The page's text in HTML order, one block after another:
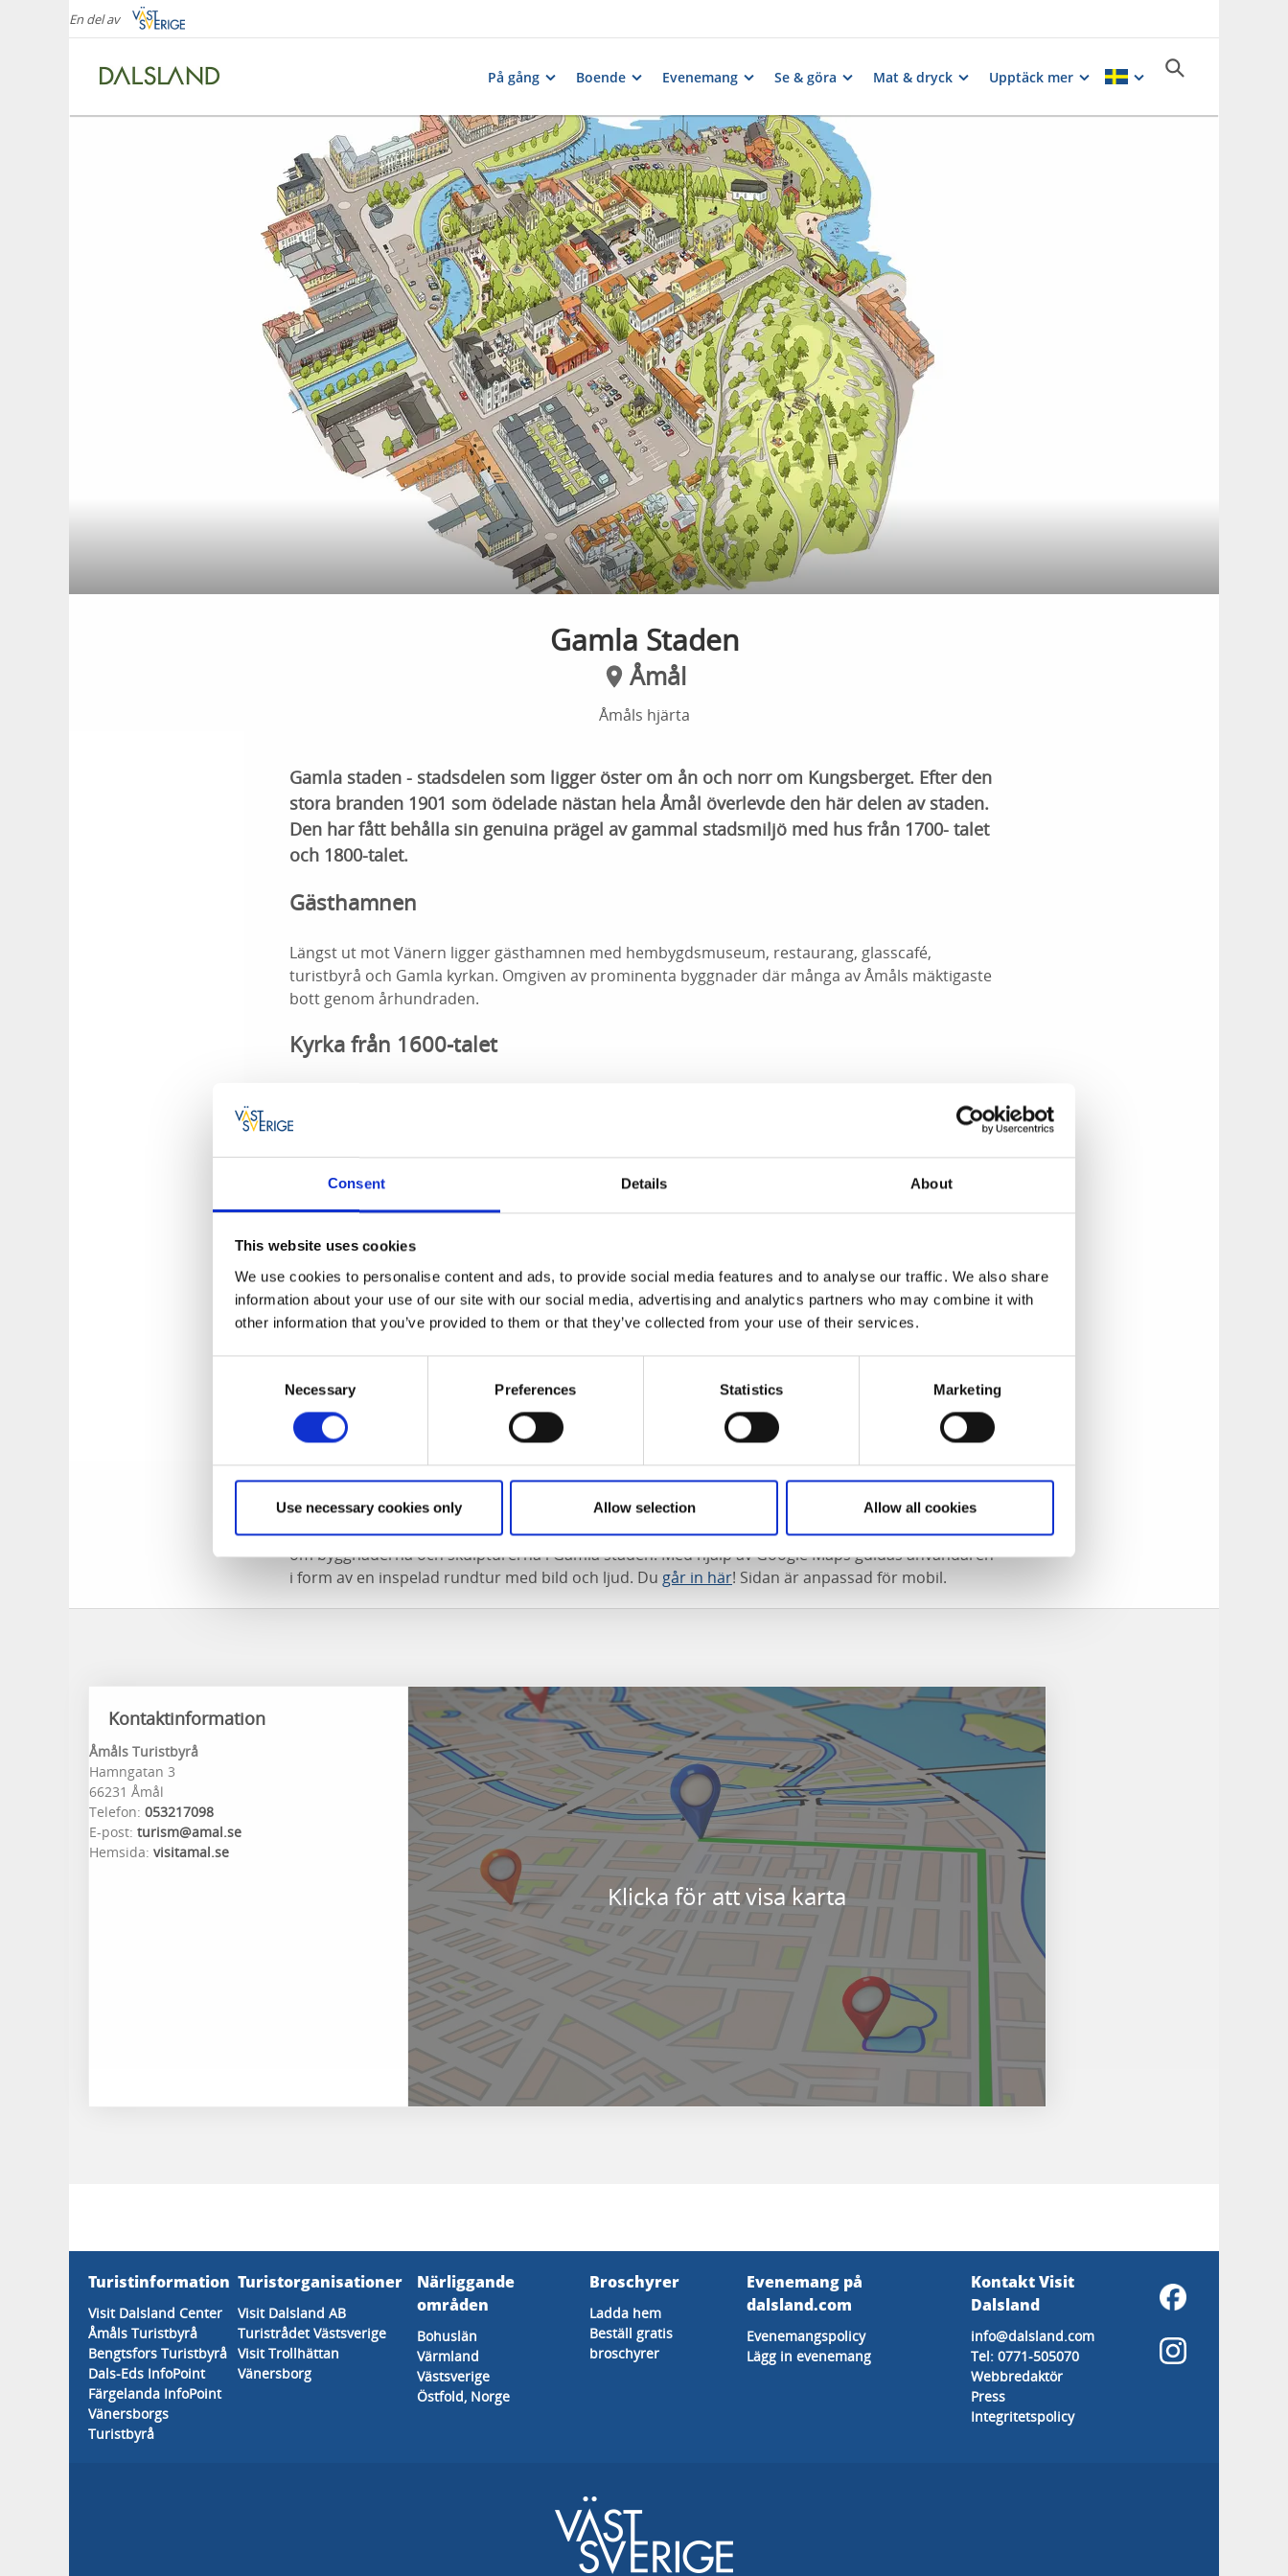
Consent Details About
This website uses cookies
We use cookies to personalise content and ads, to provide social media features and to analyse our traffic. We also share
information about your use of our site with our social media, advertising and analytics partners who may combine it with
other information that you’ve provided to them or that they’ve collected from your use of their services.
Necessary Preferences Statistics Marketing
Use necessary cookies only Allow selection Allow all cookies
En del av
På gång Boende Evenemang Se & göra Mat & dryck Upptäck mer
Gamla Staden
Åmål
Åmåls hjärta
Gamla staden - stadsdelen som ligger öster om ån och norr om Kungsberget. Efter den
stora branden 1901 som ödelade nästan hela Åmål överlevde den här delen av staden.
Den har fått behålla sin genuina prägel av gammal stadsmiljö med hus från 1700- talet
och 1800-talet.
Gästhamnen
Längst ut mot Vänern ligger gästhamnen med hembygdsmuseum, restaurang, glasscafé,
turistbyrå och Gamla kyrkan. Omgiven av prominenta byggnader där många av Åmåls mäktigaste
bott genom århundraden.
Kyrka från 1600-talet
första kyrka en gång låg. Det är en av Åmåls vackraste lokaler och idag en plats för musik,
Från marknadsplats till lummig park
Bakom torget vid ån ligger den centrala parken - Plantaget. Detta var tidigare stadens
och Plantaget iordningsställdes istället till en lummig park.
Bevarad 1700-tals miljö
stora Vågmästargården byggdes år 1714 och grannhusen längs med parken strax därefter. I
Magasinet bakom fd. restaurangen Kupén ligger hantverksmagasinet där Åmåls Slöjdare &
Konsthantverkare säljer och ställer ut sina verk och har gästutställningar under året.
Digital promenad
Gamla staden-appen är en webbaserad applikation som ger användaren detaljerad information
om byggnaderna och skulpturerna i Gamla staden. Med hjälp av Google Maps guidas användaren
i form av en inspelad rundtur med bild och ljud. Du går in här! Sidan är anpassad för mobil.
Kontaktinformation
Åmåls Turistbyrå
Hamngatan 3
66231 Åmål
Telefon: 053217098
E-post: turism@amal.se
Hemsida: visitamal.se
Klicka för att visa karta
Turistinformation
Visit Dalsland Center
Åmåls Turistbyrå
Bengtsfors Turistbyrå
Dals-Eds InfoPoint
Färgelanda InfoPoint
Vänersborgs
Turistbyrå
Turistorganisationer
Visit Dalsland AB
Turistrådet Västsverige
Visit Trollhättan
Vänersborg
Närliggande
områden
Bohuslän
Värmland
Västsverige
Östfold, Norge
Broschyrer
Ladda hem
Beställ gratis
broschyrer
Evenemang på
dalsland.com
Evenemangspolicy
Lägg in evenemang
Kontakt Visit
Dalsland
info@dalsland.com
Tel: 0771-505070
Webbredaktör
Press
Integritetspolicy